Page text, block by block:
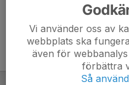
Vi använder oss av
webbplats ska
även för
förbättra
Så